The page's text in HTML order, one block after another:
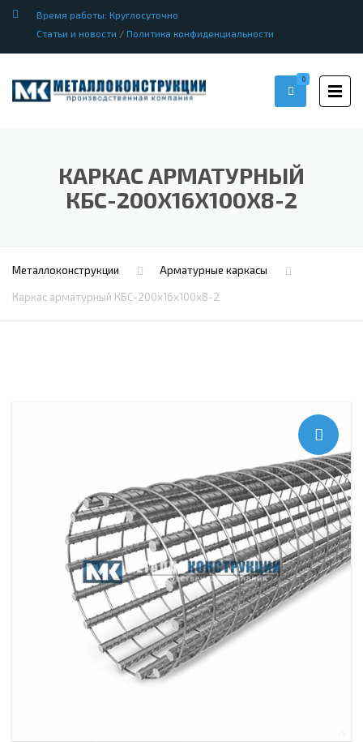
Время работы: Круглосуточно
Статьи и новости / Политика конфиденциальности
0
КАРКАС АРМАТУРНЫЙ
КБС-200Х16Х100Х8-2
Металлоконструкции Арматурные каркасы
Каркас арматурный КБС-200х16х100х8-2